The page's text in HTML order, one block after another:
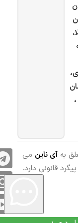
به آی ناین می
قانونی دارد.